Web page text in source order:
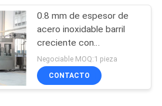
de
0.8 mm de espesor de
acero inoxidable barril
creciente con
aislamiento al vacío de
doble pared y tapa de
tornillo con sello de
Negociable MOQ:1 pieza
CONTACTO